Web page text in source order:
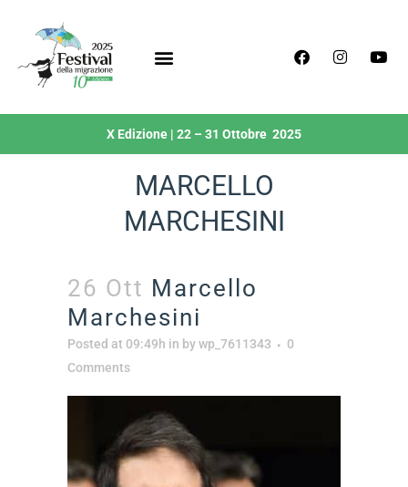
X Edizione | 22 – 31 Ottobre 2025
MARCELLO
MARCHESINI
26 Ott Marcello
Marchesini
Posted at 09:49h in bywp_7611343
0
Comments